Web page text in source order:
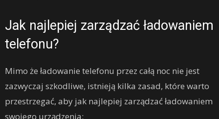
Jak najlepiej zarządzać ładowaniem
telefonu?
Mimo że ładowanie telefonu przez całą noc nie jest
zazwyczaj szkodliwe, istnieją kilka zasad, które warto
przestrzegać, aby jak najlepiej zarządzać ładowaniem
swojego urządzenia: